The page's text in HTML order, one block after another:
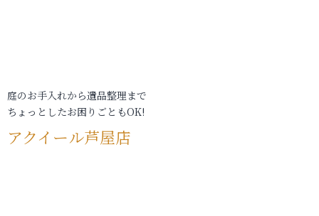
庭のお手入れから遺品整理まで
ちょっとしたお困りごともOK!
アクイール芦屋店